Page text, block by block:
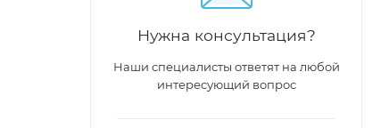
Нужна консультация?
Наши специалисты ответят на любой
интересующий вопрос